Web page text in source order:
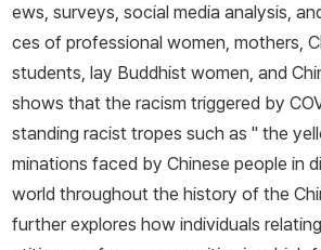
ews, surveys, social media analysis,
ces of professional women, mothers,
students, lay Buddhist women, and
shows that the racism triggered by
standing racist tropes such as " the
minations faced by Chinese people in
world throughout the history of the
further explores how individuals